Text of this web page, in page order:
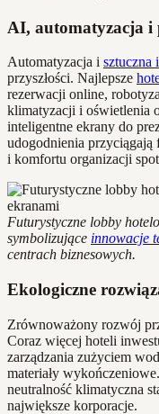
AI, automatyzacja i
Automatyzacja i sztuczna
przyszłości. Najlepsze
rezerwacji online,
klimatyzacji i oświetlenia
inteligentne ekrany do
udogodnienia przyciągają
i komfortu organizacji
Futurystyczne lobby
symbolizujące innowacje
centrach biznesowych.
Ekologiczne
Zrównoważony rozwój
Coraz więcej hoteli
zarządzania zużyciem
materiały
neutralność klimatyczna
największe korporacje.